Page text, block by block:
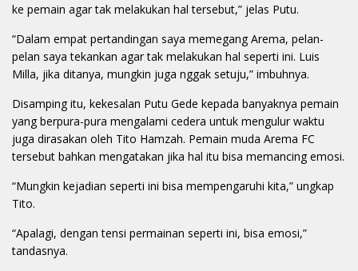
ke pemain agar tak melakukan hal tersebut,” jelas Putu.
“Dalam empat pertandingan saya memegang Arema, pelan-
pelan saya tekankan agar tak melakukan hal seperti ini. Luis
Milla, jika ditanya, mungkin juga nggak setuju,” imbuhnya.
Disamping itu, kekesalan Putu Gede kepada banyaknya pemain
yang berpura-pura mengalami cedera untuk mengulur waktu
juga dirasakan oleh Tito Hamzah. Pemain muda Arema FC
tersebut bahkan mengatakan jika hal itu bisa memancing emosi.
“Mungkin kejadian seperti ini bisa mempengaruhi kita,” ungkap
Tito.
“Apalagi, dengan tensi permainan seperti ini, bisa emosi,”
tandasnya.